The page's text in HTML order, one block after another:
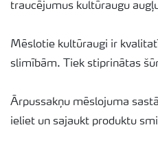
traucējumus kultūraugu
Mēslotie kultūraugi ir
slimībām. Tiek stiprinātas
Ārpussakņu mēslojuma
ieliet un sajaukt produktu